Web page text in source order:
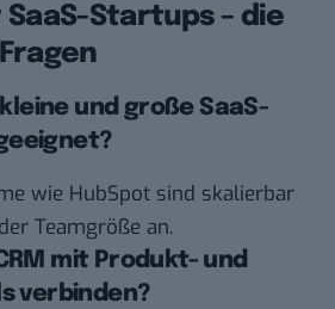
SaaS-Startups – die
und große SaaS-
wie HubSpot sind skalierbar
Teamgröße an.
mit Produkt- und
verbinden?